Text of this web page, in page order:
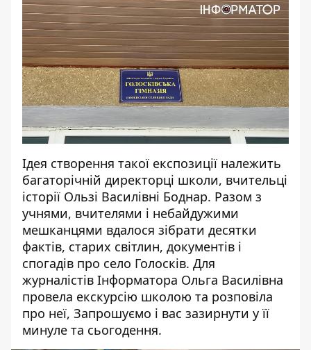
Ідея створення такої експозиції належить
багаторічній директорці школи, вчительці
історії Ользі Василівні Боднар. Разом з
учнями, вчителями і небайдужими
мешканцями вдалося зібрати десятки
фактів, старих світлин, документів і
спогадів про село Голосків. Для
журналістів Інформатора Ольга Василівна
провела екскурсію школою та розповіла
про неї, Запрошуємо і вас зазирнути у її
минуле та сьогодення.